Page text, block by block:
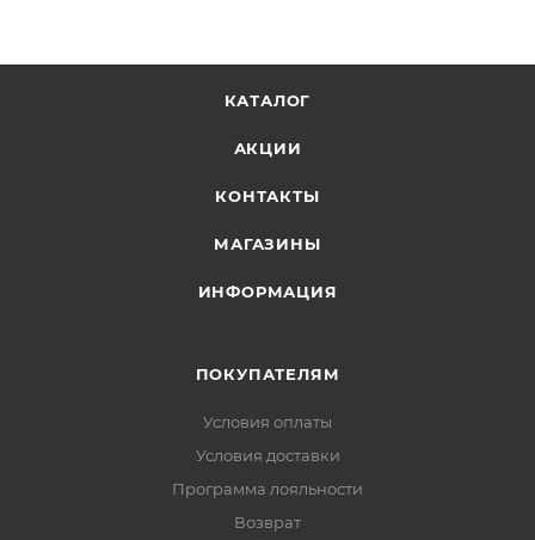
КАТАЛОГ
АКЦИИ
КОНТАКТЫ
МАГАЗИНЫ
ИНФОРМАЦИЯ
ПОКУПАТЕЛЯМ
Условия оплаты
Условия доставки
Программа лояльности
Возврат